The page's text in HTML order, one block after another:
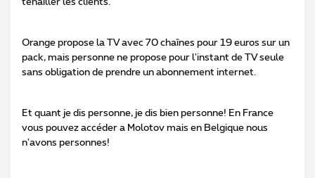
Orange propose la TV avec 70 chaînes pour 19 euros sur un
pack, mais personne ne propose pour l'instant de TV seule
sans obligation de prendre un abonnement internet.
Et quant je dis personne, je dis bien personne! En France
vous pouvez accéder a Molotov mais en Belgique nous
n'avons personnes!